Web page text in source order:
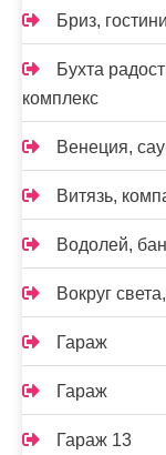
Бриз,
Бухта
комплекс
Венеция,
Витязь,
Водолей,
Вокруг
Гараж
Гараж
Гараж 13